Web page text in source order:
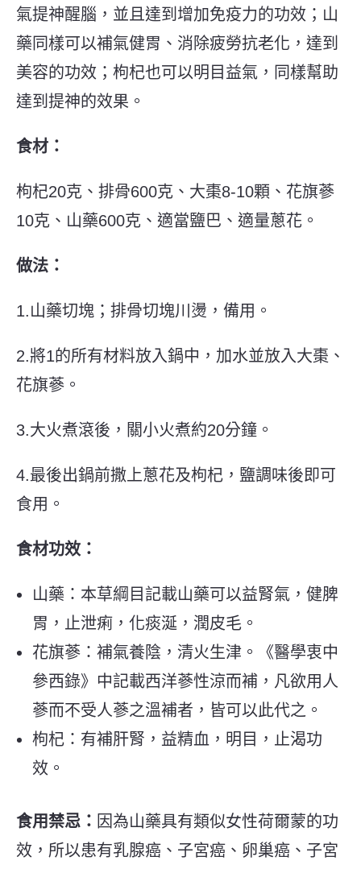
氣提神醒腦，並且達到增加免疫力的功效；山
藥同樣可以補氣健胃、消除疲勞抗老化，達到
美容的功效；枸杞也可以明目益氣，同樣幫助
達到提神的效果。
食材：
枸杞20克、排骨600克、大棗8-10顆、花旗蔘
10克、山藥600克、適當鹽巴、適量蔥花。
做法：
1.山藥切塊；排骨切塊川燙，備用。
2.將1的所有材料放入鍋中，加水並放入大棗、
花旗蔘。
3.大火煮滾後，關小火煮約20分鐘。
4.最後出鍋前撒上蔥花及枸杞，鹽調味後即可
食用。
食材功效：
山藥：本草綱目記載山藥可以益腎氣，健脾
胃，止泄痢，化痰涎，潤皮毛。
花旗蔘：補氣養陰，清火生津。《醫學衷中
參西錄》中記載西洋蔘性涼而補，凡欲用人
蔘而不受人蔘之溫補者，皆可以此代之。
枸杞：有補肝腎，益精血，明目，止渴功
效。
食用禁忌： 因為山藥具有類似女性荷爾蒙的功
效，所以患有乳腺癌、子宮癌、卵巢癌、子宮